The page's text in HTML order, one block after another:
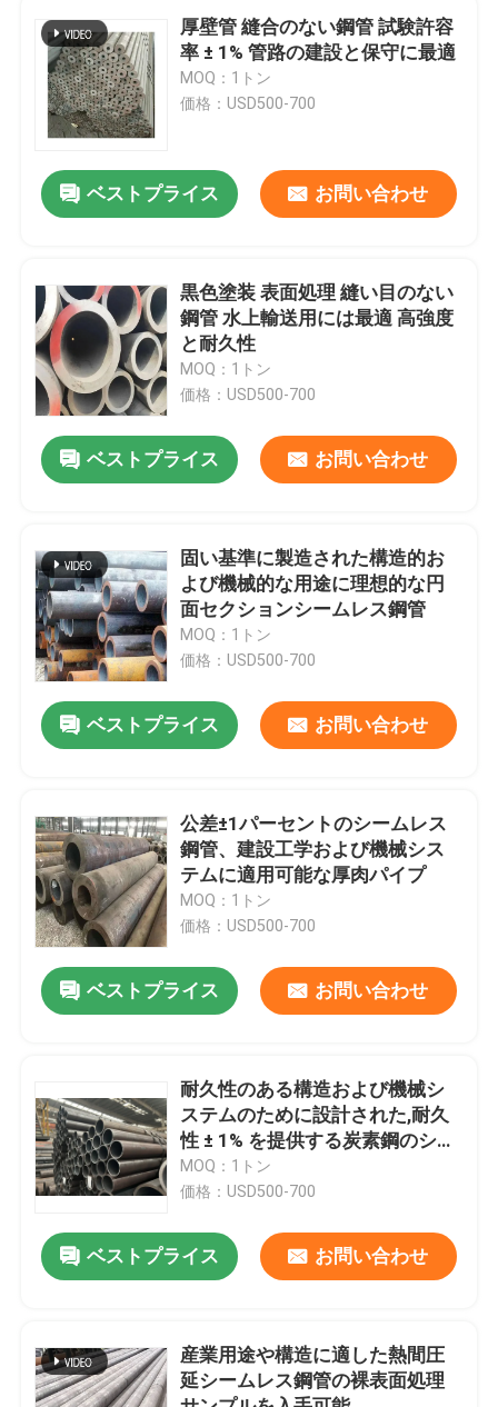
製品
ビデオ
企業情報
品質管理
お問い合わせ
ニュース
継ぎ目が無い鋼管
厚壁管 縫合のない鋼管 試験許容
率 ± 1% 管路の建設と保守に最適
MOQ：1トン
価格：USD500-700
ベストプライス お問い合わせ
黒色塗装 表面処理 縫い目のない
鋼管 水上輸送用には最適 高強度
と耐久性
MOQ：1トン
価格：USD500-700
ベストプライス お問い合わせ
固い基準に製造された構造的お
よび機械的な用途に理想的な円
面セクションシームレス鋼管
MOQ：1トン
価格：USD500-700
ベストプライス お問い合わせ
公差±1パーセントのシームレス
鋼管、建設工学および機械シス
テムに適用可能な厚肉パイプ
MOQ：1トン
価格：USD500-700
ベストプライス お問い合わせ
耐久性のある構造および機械シ
ステムのために設計された,耐久
性 ± 1% を提供する炭素鋼のシー
ムレス鋼管
MOQ：1トン
価格：USD500-700
ベストプライス お問い合わせ
産業用途や構造に適した熱間圧
延シームレス鋼管の裸表面処理